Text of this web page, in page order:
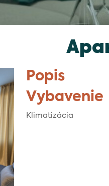
Popis
Vybavenie
Klimatizácia